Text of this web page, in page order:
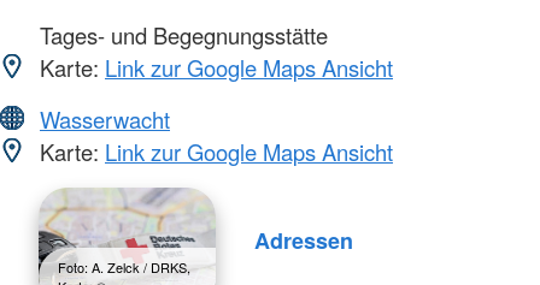
Tages- und Begegnungsstätte
Karte: Link zur Google Maps Ansicht
Wasserwacht
Karte: Link zur Google Maps Ansicht
Foto: A. Zelck / DRKS,
Adressen